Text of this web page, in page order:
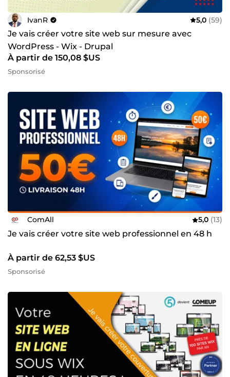
IvanR 5,0 (59)
Je vais créer votre site web sur mesure avec
WordPress - Wix - Drupal
À partir de 150,08 $US
Sponsorisé
ComAll 5,0 (13)
Je vais créer votre site web professionnel en 48 h
À partir de 62,53 $US
Sponsorisé